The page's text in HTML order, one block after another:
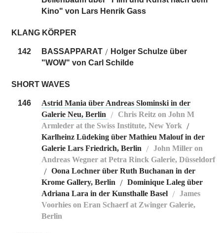
Kino" von Lars Henrik Gass
KLANG KÖRPER
142 BASSAPPARAT / Holger Schulze über
"WOW" von Carl Schilde
SHORT WAVES
146
Astrid Mania über Andreas Slominski in der
Galerie Neu, Berlin
/ Chris Reitz on John M
Armleder at the Swiss Institute, New York
/
Karlheinz Lüdeking über Mathieu Malouf in der
Galerie Lars Friedrich, Berlin
/ John Miller on
Andreas Wegner at Petra Rinck Galerie, Düsseldorf
/ Oona Lochner über Ruth Buchanan in der
Krome Gallery, Berlin
/ Dominique Laleg über
Adriana Lara in der Kunsthalle Basel
/ James
Voorhies on Eran Schaerf at Zwinger Galerie,
Berlin